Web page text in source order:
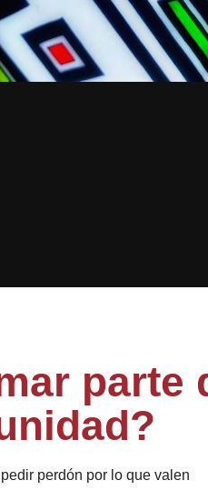
parte
perdón por lo que valen